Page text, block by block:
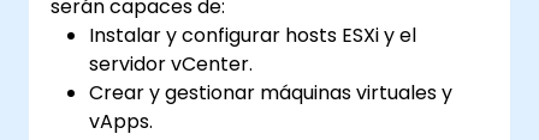
serán capaces de:
Instalar y configurar hosts ESXi y el
servidor vCenter.
Crear y gestionar máquinas virtuales y
vApps.